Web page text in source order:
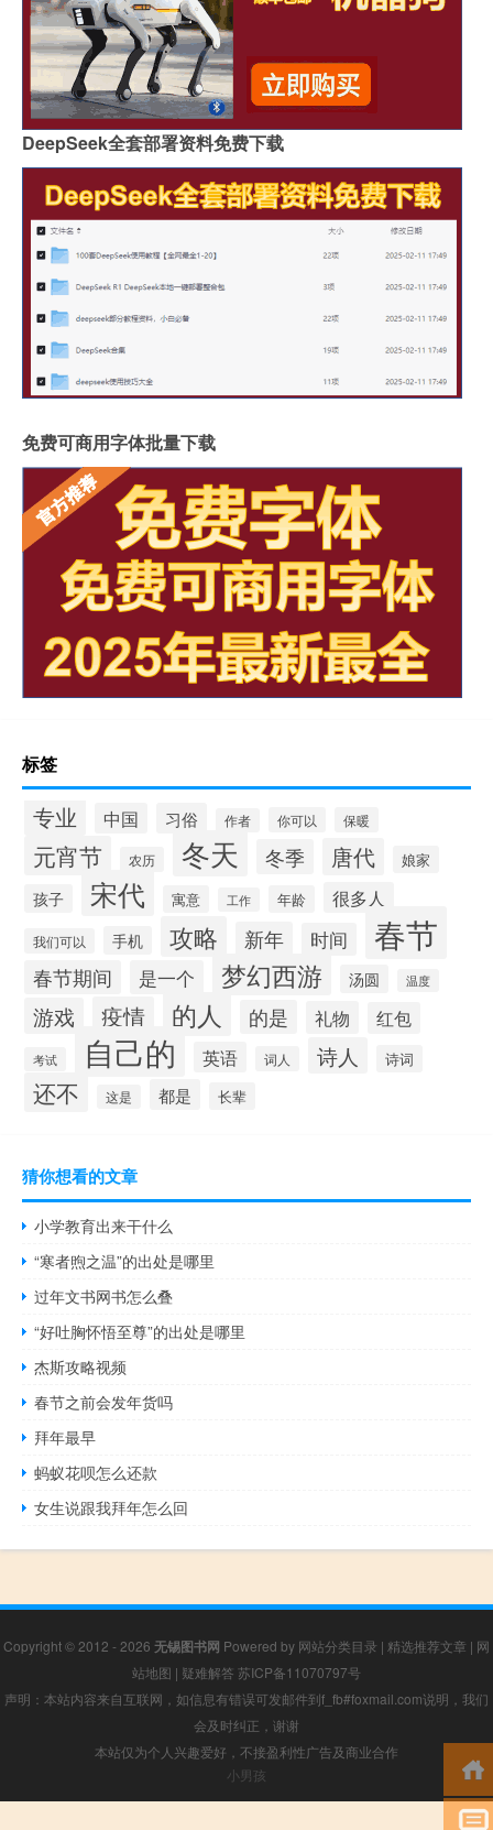
DeepSeek全套部署资料免费下载
免费可商用字体批量下载
标签
专业 中国 习俗 作者 你可以 保暖
元宵节 农历 冬天 冬季 唐代 娘家
孩子 宋代 寓意 工作 年龄 很多人
我们可以 手机 攻略 新年 时间 春节
春节期间 是一个 梦幻西游 汤圆 温度
游戏 疫情 的人 的是 礼物 红包
考试 自己的 英语 词人 诗人 诗词
还不 这是 都是 长辈
猜你想看的文章
小学教育出来干什么
“寒者煦之温”的出处是哪里
过年文书网书怎么叠
“好吐胸怀悟至尊”的出处是哪里
杰斯攻略视频
春节之前会发年货吗
拜年最早
蚂蚁花呗怎么还款
女生说跟我拜年怎么回
Copyright © 2012 - 2026 无锡图书网 Powered by 网站分类目录 | 精选推荐文章 | 网
站地图 | 疑难解答 苏ICP备11070797号
声明：本站内容来自互联网，如信息有错误可发邮件到f_fb#foxmail.com说明，我们
会及时纠正，谢谢
本站仅为个人兴趣爱好，不接盈利性广告及商业合作
小男孩